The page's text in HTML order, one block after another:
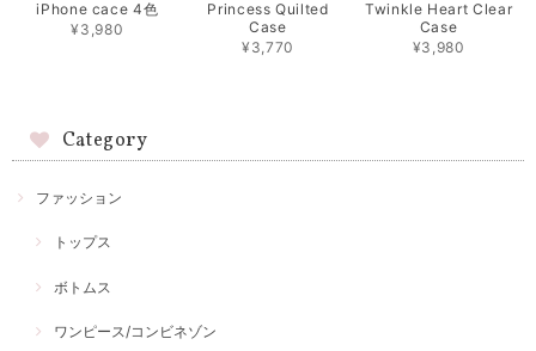
iPhone cace 4色
¥3,980
Princess Quilted
Case
¥3,770
Twinkle Heart Clear
Case
¥3,980
Category
ファッション
トップス
ボトムス
ワンピース/コンビネゾン